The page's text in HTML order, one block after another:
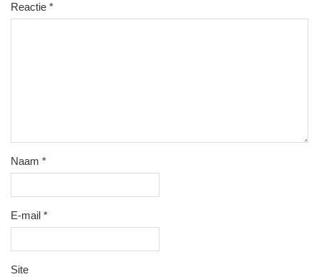
Reactie *
Naam *
E-mail *
Site